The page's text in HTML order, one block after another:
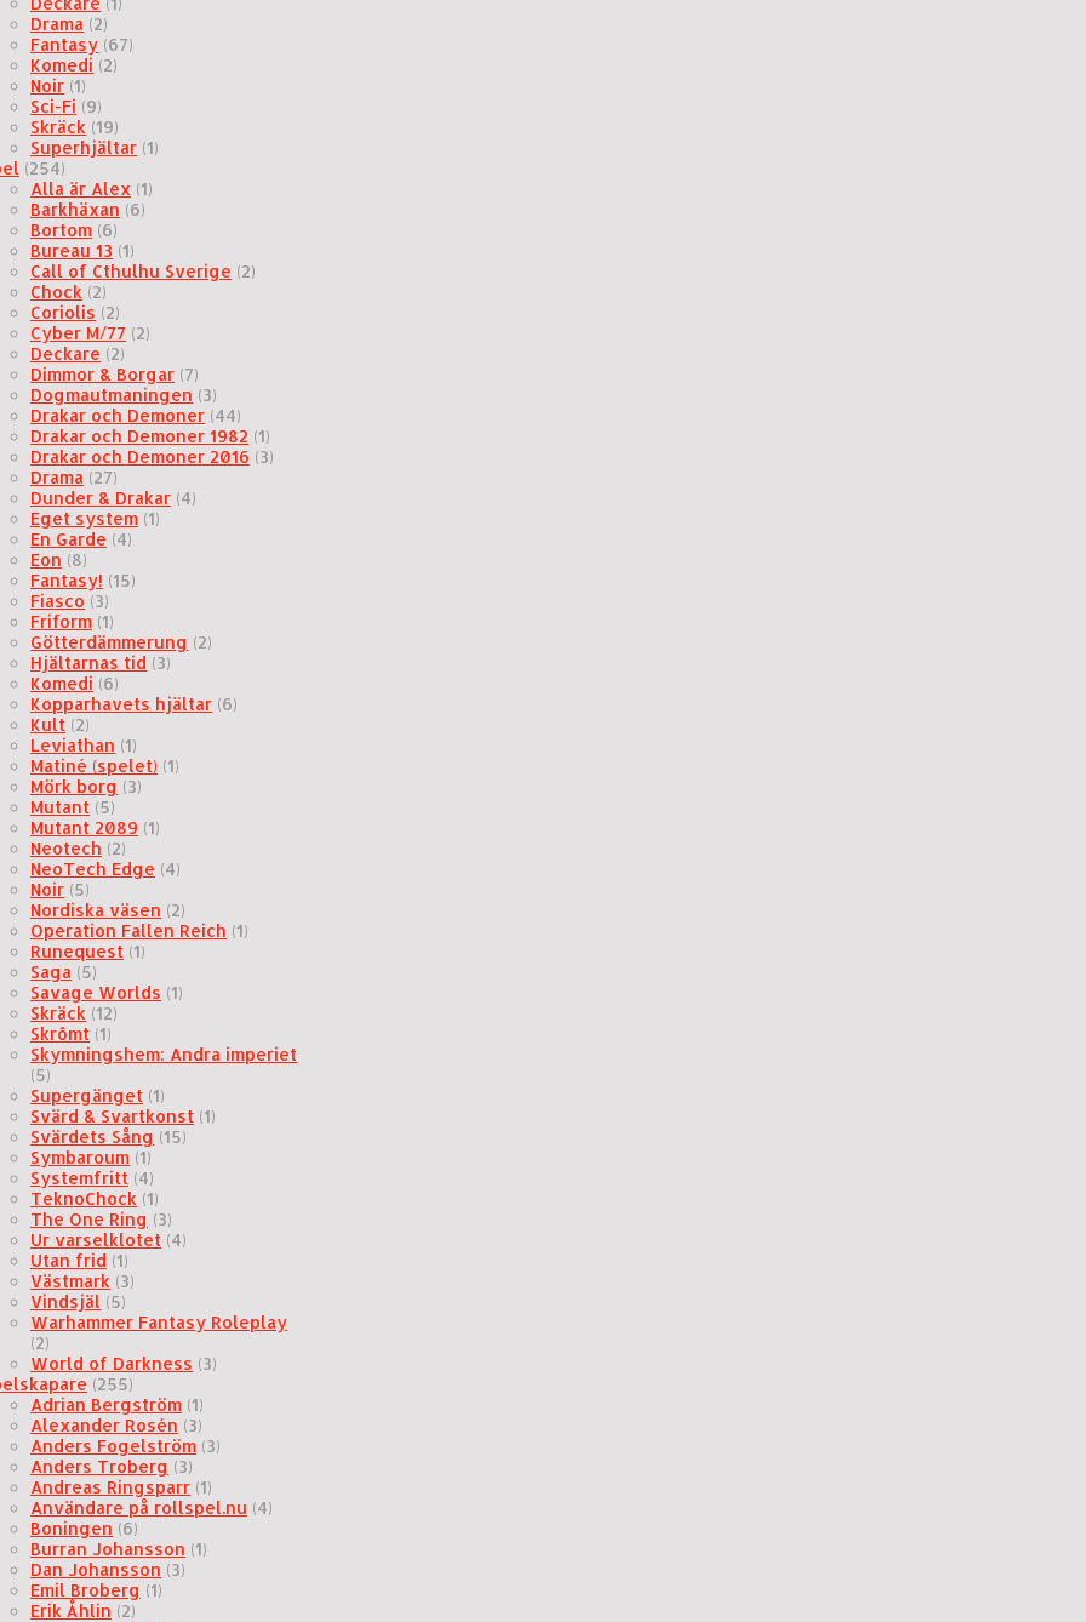
Drama (2)
Fantasy (67)
Komedi (2)
Noir (1)
Sci-Fi (9)
Skräck (19)
Superhjältar (1)
(254)
Alla är Alex (1)
Barkhäxan (6)
Bortom (6)
Bureau 13 (1)
Call of Cthulhu Sverige (2)
Chock (2)
Coriolis (2)
Cyber M/77 (2)
Deckare (2)
Dimmor & Borgar (7)
Dogmautmaningen (3)
Drakar och Demoner (44)
Drakar och Demoner 1982 (1)
Drakar och Demoner 2016 (3)
Drama (27)
Dunder & Drakar (4)
Eget system (1)
En Garde (4)
Eon (8)
Fantasy! (15)
Fiasco (3)
Friform (1)
Götterdämmerung (2)
Hjältarnas tid (3)
Komedi (6)
Kopparhavets hjältar (6)
Kult (2)
Leviathan (1)
Matiné (spelet) (1)
Mörk borg (3)
Mutant (5)
Mutant 2089 (1)
Neotech (2)
NeoTech Edge (4)
Noir (5)
Nordiska väsen (2)
Operation Fallen Reich (1)
Runequest (1)
Saga (5)
Savage Worlds (1)
Skräck (12)
Skrômt (1)
Skymningshem: Andra imperiet
(5)
Supergänget (1)
Svärd & Svartkonst (1)
Svärdets Sång (15)
Symbaroum (1)
Systemfritt (4)
TeknoChock (1)
The One Ring (3)
Ur varselklotet (4)
Utan frid (1)
Västmark (3)
Vindsjäl (5)
Warhammer Fantasy Roleplay
(2)
World of Darkness (3)
(255)
Adrian Bergström (1)
Alexander Rosén (3)
Anders Fogelström (3)
Anders Troberg (3)
Andreas Ringsparr (1)
Användare på rollspel.nu (4)
Boningen (6)
Burran Johansson (1)
Dan Johansson (3)
Emil Broberg (1)
Erik Åhlin (2)